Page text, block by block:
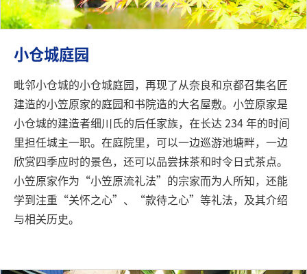
小仓城庭园
毗邻小仓城的小仓城庭园，再现了从奈良和京都召集名匠
建造的小笠原家的庭园和书院造的大名屋敷。小笠原家是
小仓城的建造者细川氏的后任家族，在长达 234 年的时间
里担任城主一职。在庭院里，可以一边巡游池塘畔，一边
欣赏四季应时的景色，还可以品尝抹茶和时令日式茶点。
小笠原家作为“小笠原流礼法”的宗家而为人所知，还能
学到注重“关怀之心”、“款待之心”等礼法，及其介绍
与相关历史。